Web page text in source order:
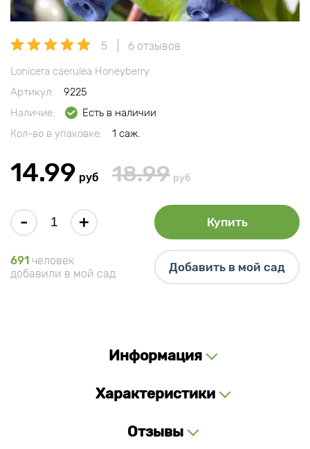
5 6 отзывов
Lonicera caerulea Honeyberry
Артикул:
9225
Наличие:
Есть в наличии
Кол-во в упаковке:
1 саж.
14.99 руб 18.99 руб
- + Купить
691 человек
добавили в мой сад
Добавить в мой сад
Информация
Характеристики
Отзывы